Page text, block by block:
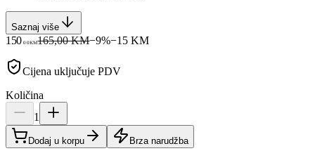
Saznaj više
150 00KM165,00 KM−9%−15 KM
Cijena uključuje PDV
Količina
1
Dodaj u korpu Brza narudžba